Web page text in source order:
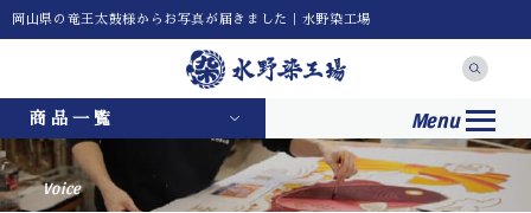
岡山県の竜王太鼓様からお写真が届きました｜水野染工場
商品一覧 Menu
Voice